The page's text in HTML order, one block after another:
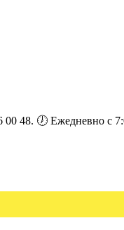
00 48. 🕖 Ежедневно с